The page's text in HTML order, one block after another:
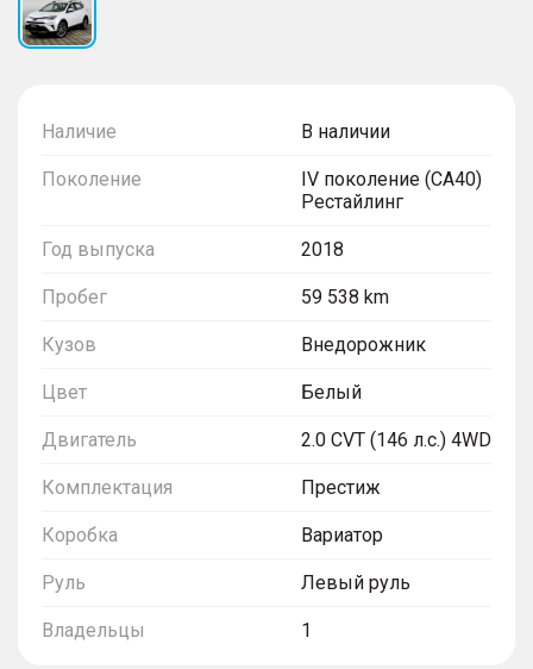
Наличие В наличии
Поколение
IV поколение (CA40)
Рестайлинг
Год выпуска 2018
Пробег 59 538 km
Кузов Внедорожник
Цвет Белый
Двигатель 2.0 CVT (146 л.с.) 4WD
Комплектация Престиж
Коробка Вариатор
Руль Левый руль
Владельцы 1